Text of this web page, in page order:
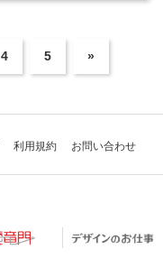
4 5 »
利用規約 お問い合わせ